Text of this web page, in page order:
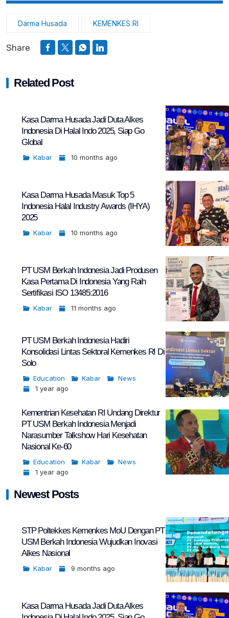
Darma Husada KEMENKES RI
Share
Related Post
Kasa Darma Husada Jadi Duta Alkes
Indonesia Di Halal Indo 2025, Siap Go
Global
Kabar 10 months ago
Kasa Darma Husada Masuk Top 5
Indonesia Halal Industry Awards (IHYA)
2025
Kabar 10 months ago
PT USM Berkah Indonesia Jadi Produsen
Kasa Pertama Di Indonesia Yang Raih
Sertifikasi ISO 13485:2016
Kabar 11 months ago
PT USM Berkah Indonesia Hadiri
Konsolidasi Lintas Sektoral Kemenkes RI Di
Solo
Education Kabar
News
1 year ago
Kementrian Kesehatan RI Undang Direktur
PT USM Berkah Indonesia Menjadi
Narasumber Talkshow Hari Kesehatan
Nasional Ke-60
Education Kabar
News
1 year ago
Newest Posts
STP Poltekkes Kemenkes MoU Dengan PT
USM Berkah Indonesia Wujudkan Inovasi
Alkes Nasional
Kabar 9 months ago
Kasa Darma Husada Jadi Duta Alkes